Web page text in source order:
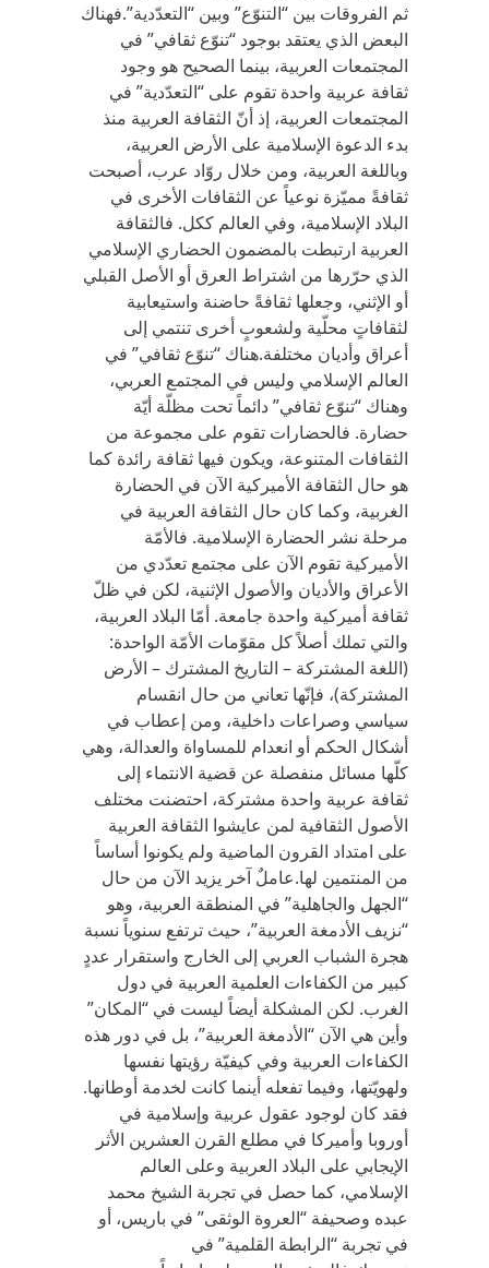
ثم الفروقات بين “التنوّع” وبين “التعدّدية”.فهناك
البعض الذي يعتقد بوجود “تنوّع ثقافي” في
المجتمعات العربية، بينما الصحيح هو وجود
ثقافة عربية واحدة تقوم على “التعدّدية” في
المجتمعات العربية، إذ أنّ الثقافة العربية منذ
بدء الدعوة الإسلامية على الأرض العربية،
وباللغة العربية، ومن خلال روّاد عرب، أصبحت
ثقافةً مميّزة نوعياً عن الثقافات الأخرى في
البلاد الإسلامية، وفي العالم ككل. فالثقافة
العربية ارتبطت بالمضمون الحضاري الإسلامي
الذي حرّرها من اشتراط العرق أو الأصل القبلي
أو الإثني، وجعلها ثقافةً حاضنة واستيعابية
لثقافاتٍ محلّية ولشعوبٍ أخرى تنتمي إلى
أعراق وأديان مختلفة.هناك “تنوّع ثقافي” في
العالم الإسلامي وليس في المجتمع العربي،
وهناك “تنوّع ثقافي” دائماً تحت مظلّة أيّة
حضارة. فالحضارات تقوم على مجموعة من
الثقافات المتنوعة، ويكون فيها ثقافة رائدة كما
هو حال الثقافة الأميركية الآن في الحضارة
الغربية، وكما كان حال الثقافة العربية في
مرحلة نشر الحضارة الإسلامية. فالأمّة
الأميركية تقوم الآن على مجتمع تعدّدي من
الأعراق والأديان والأصول الإثنية، لكن في ظلّ
ثقافة أميركية واحدة جامعة. أمّا البلاد العربية،
والتي تملك أصلاً كل مقوّمات الأمّة الواحدة:
(اللغة المشتركة – التاريخ المشترك – الأرض
المشتركة)، فإنّها تعاني من حال انقسام
سياسي وصراعات داخلية، ومن إعطاب في
أشكال الحكم أو انعدام للمساواة والعدالة، وهي
كلّها مسائل منفصلة عن قضية الانتماء إلى
ثقافة عربية واحدة مشتركة، احتضنت مختلف
الأصول الثقافية لمن عايشوا الثقافة العربية
على امتداد القرون الماضية ولم يكونوا أساساً
من المنتمين لها.عاملٌ آخر يزيد الآن من حال
“الجهل والجاهلية” في المنطقة العربية، وهو
“نزيف الأدمغة العربية”، حيث ترتفع سنوياً نسبة
هجرة الشباب العربي إلى الخارج واستقرار عددٍ
كبير من الكفاءات العلمية العربية في دول
الغرب. لكن المشكلة أيضاً ليست في “المكان”
وأين هي الآن “الأدمغة العربية”، بل في دور هذه
الكفاءات العربية وفي كيفيّة رؤيتها نفسها
ولهويّتها، وفيما تفعله أينما كانت لخدمة أوطانها.
فقد كان لوجود عقول عربية وإسلامية في
أوروبا وأميركا في مطلع القرن العشرين الأثر
الإيجابي على البلاد العربية وعلى العالم
الإسلامي، كما حصل في تجربة الشيخ محمد
عبده وصحيفة “العروة الوثقى” في باريس، أو
في تجربة “الرابطة القلمية” في